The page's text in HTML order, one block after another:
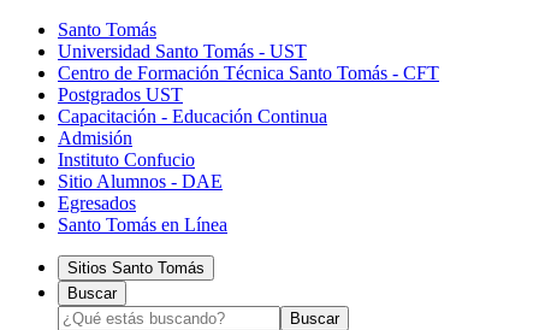
Santo Tomás
Universidad Santo Tomás - UST
Centro de Formación Técnica Santo Tomás - CFT
Postgrados UST
Capacitación - Educación Continua
Admisión
Instituto Confucio
Sitio Alumnos - DAE
Egresados
Santo Tomás en Línea
Sitios Santo Tomás
Buscar